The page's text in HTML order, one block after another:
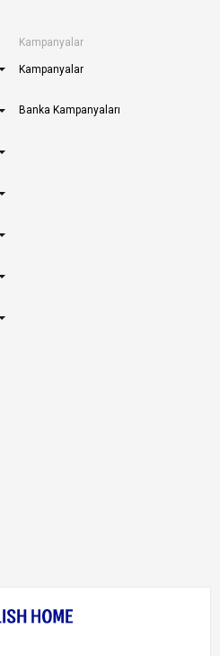
Kampanyalar
Kampanyalar
Banka Kampanyaları